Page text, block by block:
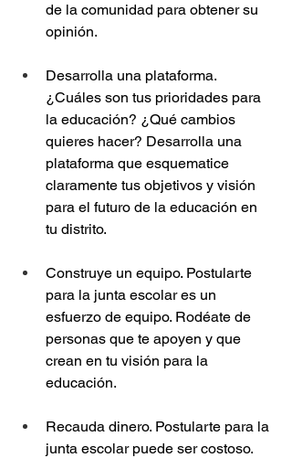
de la comunidad para obtener su
opinión.
Desarrolla una plataforma.
¿Cuáles son tus prioridades para
la educación? ¿Qué cambios
quieres hacer? Desarrolla una
plataforma que esquematice
claramente tus objetivos y visión
para el futuro de la educación en
tu distrito.
Construye un equipo. Postularte
para la junta escolar es un
esfuerzo de equipo. Rodéate de
personas que te apoyen y que
crean en tu visión para la
educación.
Recauda dinero. Postularte para la
junta escolar puede ser costoso.